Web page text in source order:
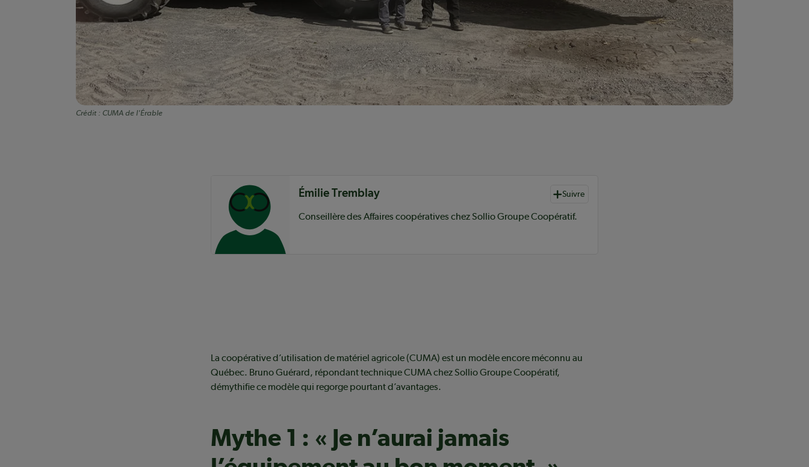
Crédit : CUMA de l'Érable
Auteurs de contenu Émilie Tremblay Suivre
Conseillère des Affaires coopératives chez Sollio Groupe Coopératif.
La coopérative d’utilisation de matériel agricole (CUMA) est un modèle encore méconnu au
Québec. Bruno Guérard, répondant technique CUMA chez Sollio Groupe Coopératif,
démythifie ce modèle qui regorge pourtant d’avantages.
Mythe 1 : « Je n’aurai jamais